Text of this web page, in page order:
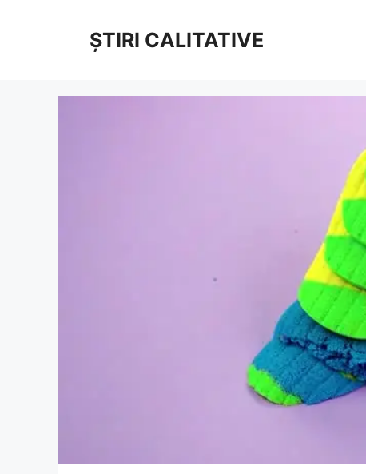
ȘTIRI CALITATIVE